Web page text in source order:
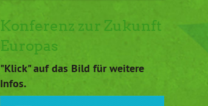
Konferenz zur Zukunft
Europas
"Klick" auf das Bild für weitere
Infos.